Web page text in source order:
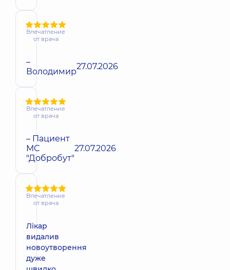
Впечатление
от врача
–
Володимир27.07.2026
Впечатление
от врача
– Пациент
МС
"Добробут"
27.07.2026
Впечатление
от врача
Лікар
видалив
новоутворення
дуже